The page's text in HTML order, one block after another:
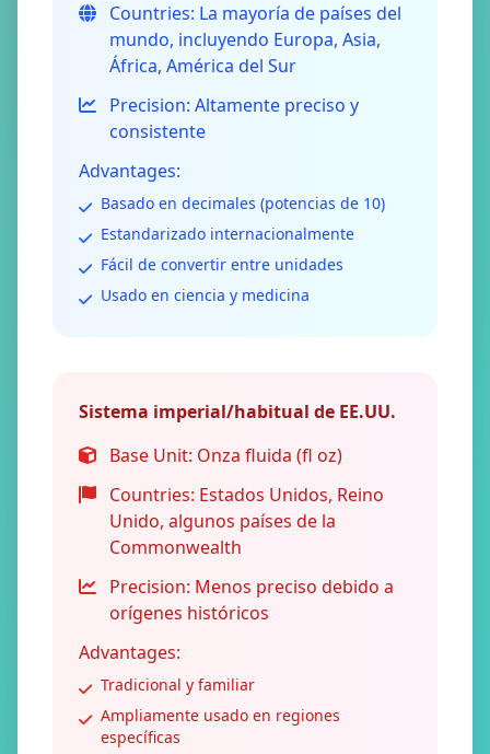
Countries: La mayoría de países del
mundo, incluyendo Europa, Asia,
África, América del Sur
Precision: Altamente preciso y
consistente
Advantages:
Basado en decimales (potencias de 10)
Estandarizado internacionalmente
Fácil de convertir entre unidades
Usado en ciencia y medicina
Sistema imperial/habitual de EE.UU.
Base Unit: Onza fluida (fl oz)
Countries: Estados Unidos, Reino
Unido, algunos países de la
Commonwealth
Precision: Menos preciso debido a
orígenes históricos
Advantages:
Tradicional y familiar
Ampliamente usado en regiones
específicas